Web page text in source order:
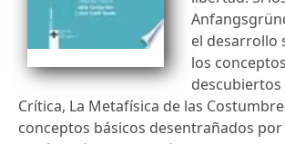
el desarrollo
los
Crítica, La Metafísica de las
conceptos básicos desentrañados por